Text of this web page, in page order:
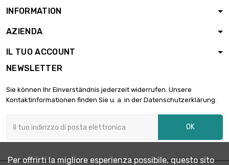
INFORMATION
AZIENDA
IL TUO ACCOUNT
NEWSLETTER
Sie können Ihr Einverständnis jederzeit widerrufen. Unsere
Kontaktinformationen finden Sie u. a. in der Datenschutzerklärung.
OK
Per offrirti la migliore esperienza possibile, questo sito